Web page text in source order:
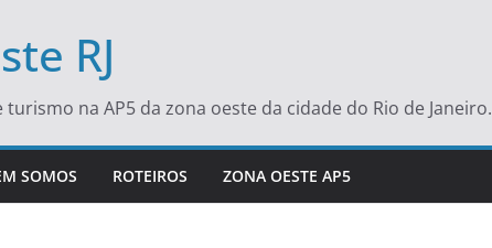
RJ
na AP5 da zona oeste da cidade do Rio de Janeiro.
SOMOS ROTEIROS ZONA OESTE AP5